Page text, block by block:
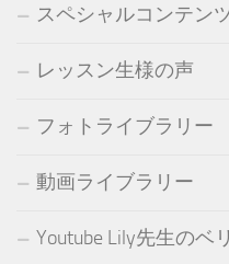
スペシャルコンテン
レッスン生様の声
フォトライブラリー
動画ライブラリー
Youtube Lily先生のベ